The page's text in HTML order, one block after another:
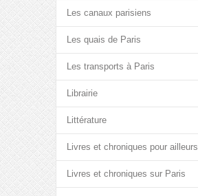
Les canaux parisiens
Les quais de Paris
Les transports à Paris
Librairie
Littérature
Livres et chroniques pour ailleurs
Livres et chroniques sur Paris